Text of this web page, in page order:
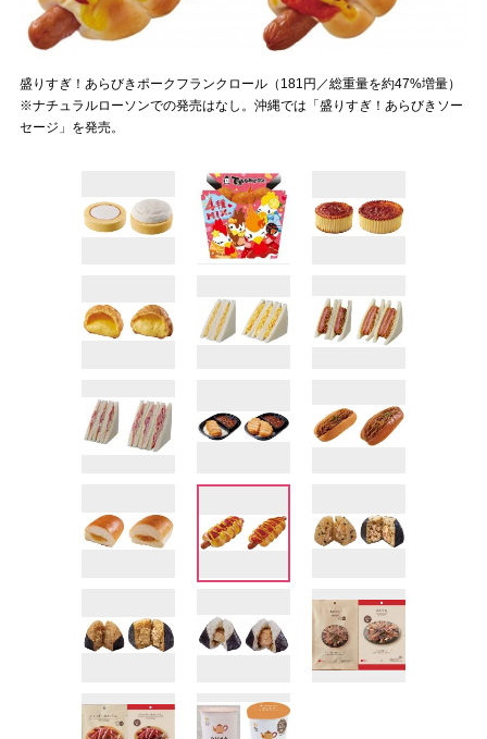
盛りすぎ！あらびきポークフランクロール（181円／総重量を約47%増量）
※ナチュラルローソンでの発売はなし。沖縄では「盛りすぎ！あらびきソー
セージ」を発売。